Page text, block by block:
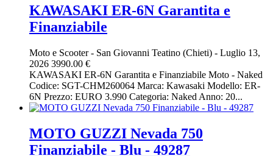
KAWASAKI ER-6N Garantita e
Finanziabile
Moto e Scooter- San Giovanni Teatino (Chieti) - Luglio 13,
2026 3990.00 €
KAWASAKI ER-6N Garantita e Finanziabile Moto - Naked
Codice: SGT-CHM260064 Marca: Kawasaki Modello: ER-
6N Prezzo: EURO 3.990 Categoria: Naked Anno: 20...
MOTO GUZZI Nevada 750
Finanziabile - Blu - 49287